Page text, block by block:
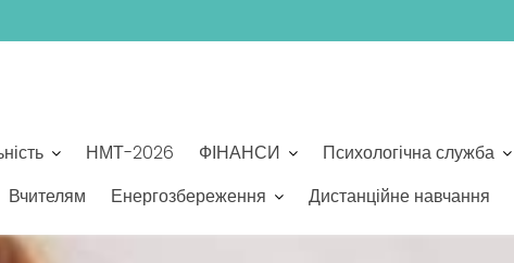
НМТ-2026 ФІНАНСИ Психологічна служба
Вчителям Енергозбереження Дистанційне навчання